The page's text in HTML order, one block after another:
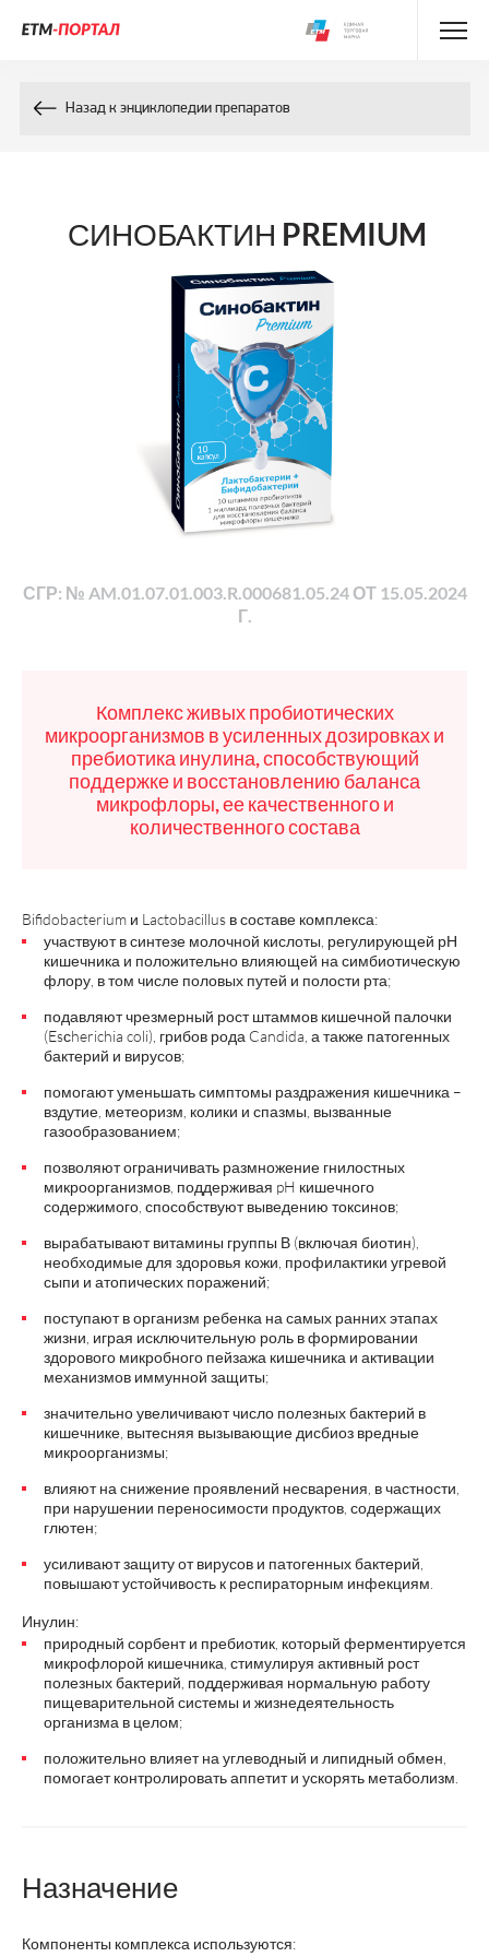
Назад к энциклопедии препаратов
СИНОБАКТИН PREMIUM
СГР: № AM.01.07.01.003.R.000681.05.24 ОТ 15.05.2024
Г.
Комплекс живых пробиотических
микроорганизмов в усиленных дозировках и
пребиотика инулина, способствующий
поддержке и восстановлению баланса
микрофлоры, ее качественного и
количественного состава
Bifidobacterium и Lactobacillus в составе комплекса:
участвуют в синтезе молочной кислоты, регулирующей рН
кишечника и положительно влияющей на симбиотическую
флору, в том числе половых путей и полости рта;
подавляют чрезмерный рост штаммов кишечной палочки
(Esсherichia coli), грибов рода Candida, а также патогенных
бактерий и вирусов;
помогают уменьшать симптомы раздражения кишечника –
вздутие, метеоризм, колики и спазмы, вызванные
газообразованием;
позволяют ограничивать размножение гнилостных
микроорганизмов, поддерживая pH кишечного
содержимого, способствуют выведению токсинов;
вырабатывают витамины группы В (включая биотин),
необходимые для здоровья кожи, профилактики угревой
сыпи и атопических поражений;
поступают в организм ребенка на самых ранних этапах
жизни, играя исключительную роль в формировании
здорового микробного пейзажа кишечника и активации
механизмов иммунной защиты;
значительно увеличивают число полезных бактерий в
кишечнике, вытесняя вызывающие дисбиоз вредные
микроорганизмы;
влияют на снижение проявлений несварения, в частности,
при нарушении переносимости продуктов, содержащих
глютен;
усиливают защиту от вирусов и патогенных бактерий,
повышают устойчивость к респираторным инфекциям.
Инулин:
природный сорбент и пребиотик, который ферментируется
микрофлорой кишечника, стимулируя активный рост
полезных бактерий, поддерживая нормальную работу
пищеварительной системы и жизнедеятельность
организма в целом;
положительно влияет на углеводный и липидный обмен,
помогает контролировать аппетит и ускорять метаболизм.
Назначение
Компоненты комплекса используются: